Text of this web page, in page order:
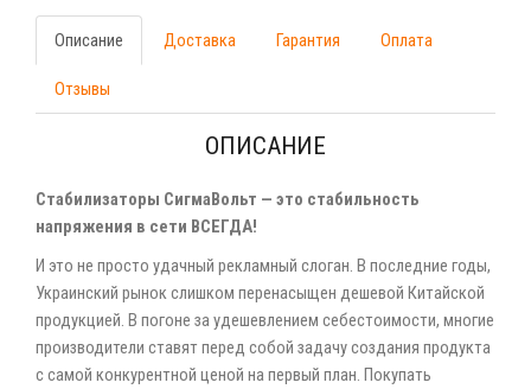
Описание Доставка Гарантия Оплата
Отзывы
ОПИСАНИЕ
Стабилизаторы СигмаВольт — это стабильность
напряжения в сети ВСЕГДА!
И это не просто удачный рекламный слоган. В последние годы,
Украинский рынок слишком перенасыщен дешевой Китайской
продукцией. В погоне за удешевлением себестоимости, многие
производители ставят перед собой задачу создания продукта
с самой конкурентной ценой на первый план. Покупать